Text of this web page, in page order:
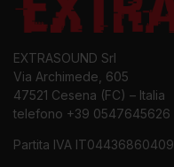
EXTRASOUND Srl
Via Archimede, 605
47521 Cesena (FC) – Italia
telefono +39 0547645626
Partita IVA IT04436860409